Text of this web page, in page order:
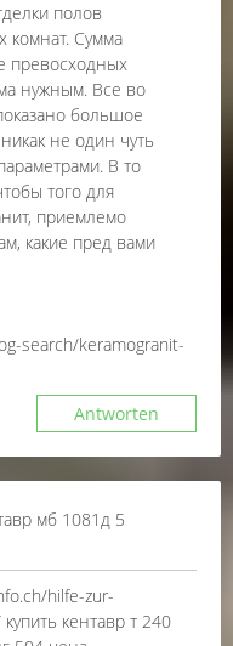
полов
комнат. Сумма
превосходных
нужным. Все во
большое
не один чуть
В то
того для
приемлемо
какие пред вами
search/keramogranit-
Antworten
мб 1081д 5
hilfe-zur-
кентавр т 240